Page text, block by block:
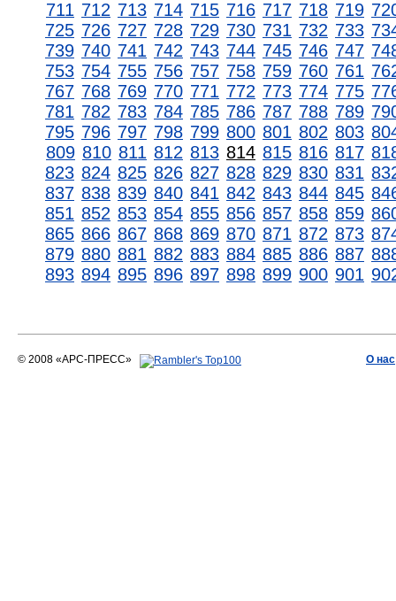
711 712 713 714 715 716 717 718 719
725 726 727 728 729 730 731 732 733
739 740 741 742 743 744 745 746 747
753 754 755 756 757 758 759 760 761
767 768 769 770 771 772 773 774 775
781 782 783 784 785 786 787 788 789
795 796 797 798 799 800 801 802 803
809 810 811 812 813 814 815 816 817
823 824 825 826 827 828 829 830 831
837 838 839 840 841 842 843 844 845
851 852 853 854 855 856 857 858 859
865 866 867 868 869 870 871 872 873
879 880 881 882 883 884 885 886 887
893 894 895 896 897 898 899 900 901
© 2008 «АРС-ПРЕСС» О нас